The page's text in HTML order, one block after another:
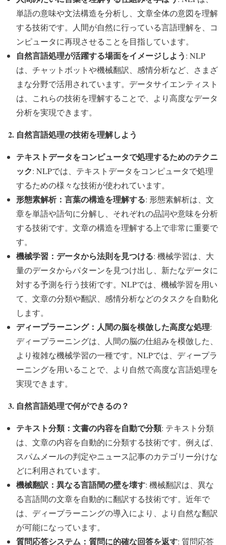
単語の意味や文法構造を分析し、文章全体の意図を理解
する技術です。人間が自然に行っている言語理解を、コ
ンピュータに再現させることを目指しています。
自然言語処理が活躍する場面をイメージしよう: NLP
は、チャットボットや機械翻訳、感情分析など、さまざ
まな分野で活用されています。データサイエンティスト
は、これらの技術を理解することで、より高度なデータ
分析を実現できます。
2. 自然言語処理の技術を理解しよう
テキストデータをコンピュータで処理するためのテクニ
ック: NLPでは、テキストデータをコンピュータで処理
するための様々な技術が使われています。
形態素解析：言葉の構造を理解する: 形態素解析は、文
章を単語や語句に分解し、それぞれの品詞や意味を分析
する技術です。文章の構造を理解する上で非常に重要で
す。
機械学習：データから法則を見つける: 機械学習は、大
量のデータからパターンを見つけ出し、新たなデータに
対する予測を行う技術です。NLPでは、機械学習を用い
て、文章の分類や翻訳、感情分析などのタスクを自動化
します。
ディープラーニング：人間の脳を模倣した高度な処理:
ディープラーニングは、人間の脳の仕組みを模倣した、
より複雑な機械学習の一種です。NLPでは、ディープラ
ーニングを用いることで、より自然で高度な言語処理を
実現できます。
3. 自然言語処理で何ができるの？
テキスト分類：文書の内容を自動で分類: テキスト分類
は、文章の内容を自動的に分類する技術です。例えば、
スパムメールの判定やニュース記事のカテゴリー分けな
どに利用されています。
機械翻訳：異なる言語間の壁を壊す: 機械翻訳は、異な
る言語間の文章を自動的に翻訳する技術です。近年で
は、ディープラーニングの導入により、より自然な翻訳
が可能になっています。
質問応答システム：質問に的確な回答を返す: 質問応答